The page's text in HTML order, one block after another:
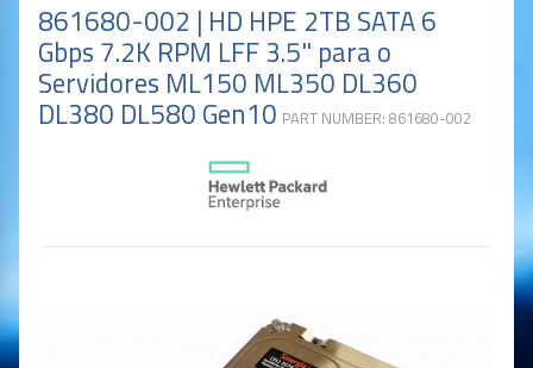
861680-002 | HD HPE 2TB SATA 6
Gbps 7.2K RPM LFF 3.5" para o
Servidores ML150 ML350 DL360
DL380 DL580 Gen10 PART NUMBER: 861680-002